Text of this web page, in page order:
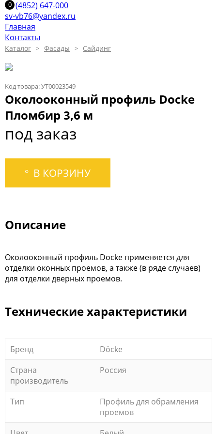
+7 (4852) 647-000
sv-vb76@yandex.ru
Главная
Контакты
Каталог Фасады Сайдинг
Код товара: УТ00023549
Околооконный профиль Docke
Пломбир 3,6 м
под заказ
В КОРЗИНУ
Описание
Околооконный профиль Docke применяется для
отделки оконных проемов, а также (в ряде случаев)
для отделки дверных проемов.
Технические характеристики
Бренд
Döcke
Страна
производитель
Россия
Тип
Профиль для обрамления
проемов